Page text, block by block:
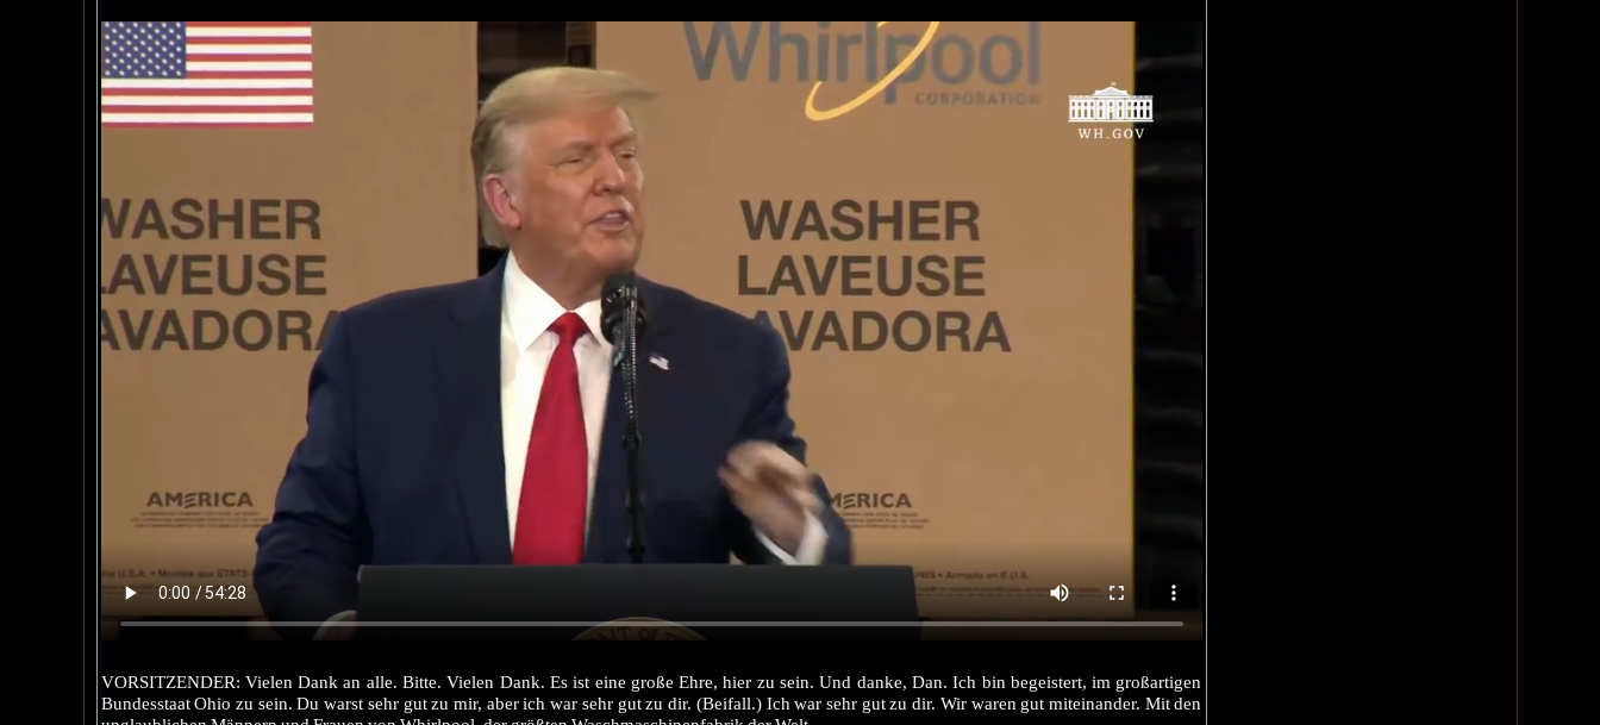
VORSITZENDER: Vielen Dank an alle. Bitte. Vielen Dank. Es ist eine große Ehre, hier zu sein. Und danke, Dan. Ich bin begeistert, im großartigen
Bundesstaat Ohio zu sein. Du warst sehr gut zu mir, aber ich war sehr gut zu dir. (Beifall.) Ich war sehr gut zu dir. Wir waren gut miteinander. Mit den